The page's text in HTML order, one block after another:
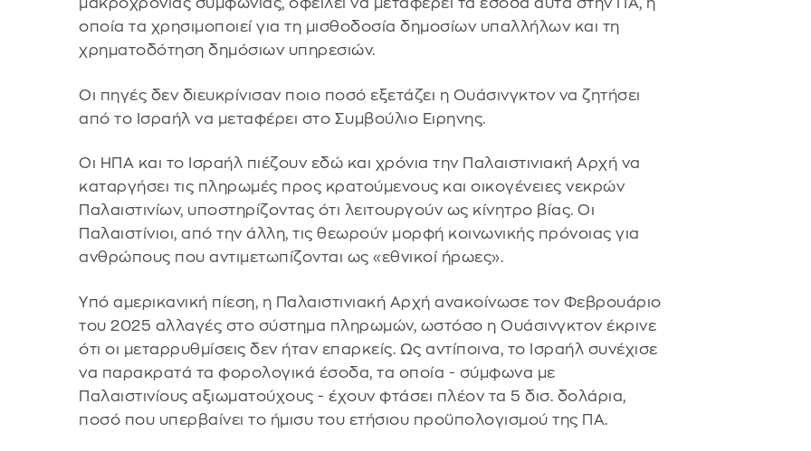
μακροχρόνιας συμφωνίας, οφείλει να μεταφέρει τα έσοδα αυτά στην ΠΑ, η
οποία τα χρησιμοποιεί για τη μισθοδοσία δημοσίων υπαλλήλων και τη
χρηματοδότηση δημόσιων υπηρεσιών.
Οι πηγές δεν διευκρίνισαν ποιο ποσό εξετάζει η Ουάσινγκτον να ζητήσει
από το Ισραήλ να μεταφέρει στο Συμβούλιο Ειρηνης.
Οι ΗΠΑ και το Ισραήλ πιέζουν εδώ και χρόνια την Παλαιστινιακή Αρχή να
καταργήσει τις πληρωμές προς κρατούμενους και οικογένειες νεκρών
Παλαιστινίων, υποστηρίζοντας ότι λειτουργούν ως κίνητρο βίας. Οι
Παλαιστίνιοι, από την άλλη, τις θεωρούν μορφή κοινωνικής πρόνοιας για
ανθρώπους που αντιμετωπίζονται ως «εθνικοί ήρωες».
Υπό αμερικανική πίεση, η Παλαιστινιακή Αρχή ανακοίνωσε τον Φεβρουάριο
του 2025 αλλαγές στο σύστημα πληρωμών, ωστόσο η Ουάσινγκτον έκρινε
ότι οι μεταρρυθμίσεις δεν ήταν επαρκείς. Ως αντίποινα, το Ισραήλ συνέχισε
να παρακρατά τα φορολογικά έσοδα, τα οποία - σύμφωνα με
Παλαιστινίους αξιωματούχους - έχουν φτάσει πλέον τα 5 δισ. δολάρια,
ποσό που υπερβαίνει το ήμισυ του ετήσιου προϋπολογισμού της ΠΑ.